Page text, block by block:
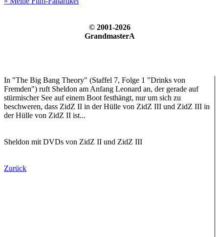
© 2001-2026
GrandmasterA
In "The Big Bang Theory" (Staffel 7, Folge 1 "Drinks von
Fremden") ruft Sheldon am Anfang Leonard an, der gerade auf
stürmischer See auf einem Boot festhängt, nur um sich zu
beschweren, dass ZidZ II in der Hülle von ZidZ III und ZidZ III in
der Hülle von ZidZ II ist...
Sheldon mit DVDs von ZidZ II und ZidZ III
Zurück